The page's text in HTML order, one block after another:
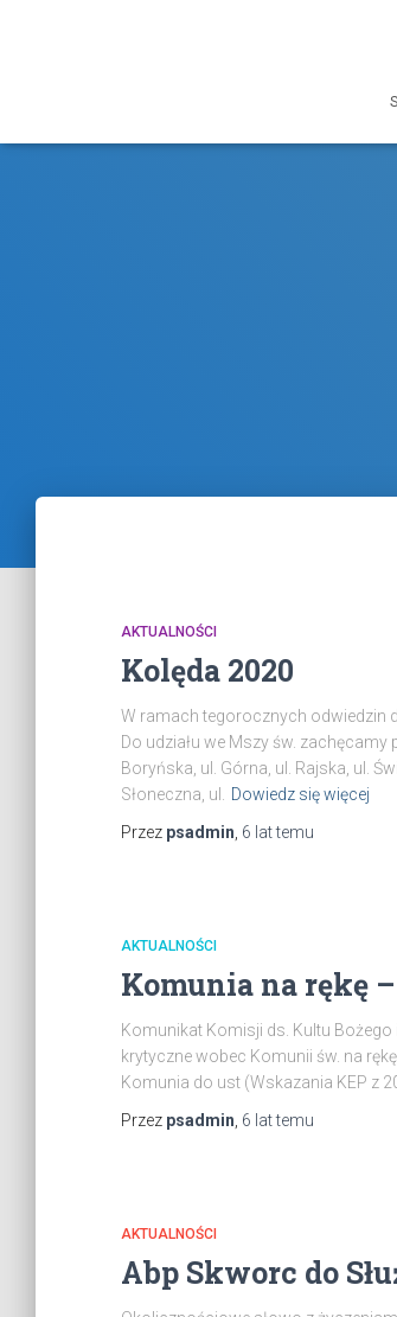
AKTUALNOŚCI
Kolęda 2020
W ramach tegorocznych odwiedzin
Do udziału we Mszy św. zachęcamy
Boryńska, ul. Górna, ul. Rajska, ul.
Słoneczna, ul.
Dowiedz się więcej
Przez psadmin 6 lattemu
AKTUALNOŚCI
Komunia na rękę
Komunikat Komisji ds. Kultu
krytyczne wobec Komunii św. na
Komunia do ust (Wskazania KEP z
Przez psadmin 6 lattemu
AKTUALNOŚCI
Abp Skworc do